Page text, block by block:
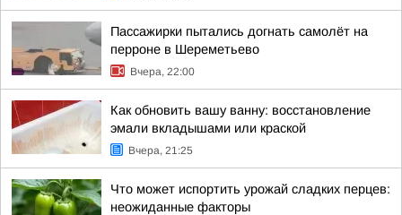
Пассажирки пытались догнать самолёт на
перроне в Шереметьево
Вчера, 22:00
Как обновить вашу ванну: восстановление
эмали вкладышами или краской
Вчера, 21:25
Что может испортить урожай сладких перцев:
неожиданные факторы